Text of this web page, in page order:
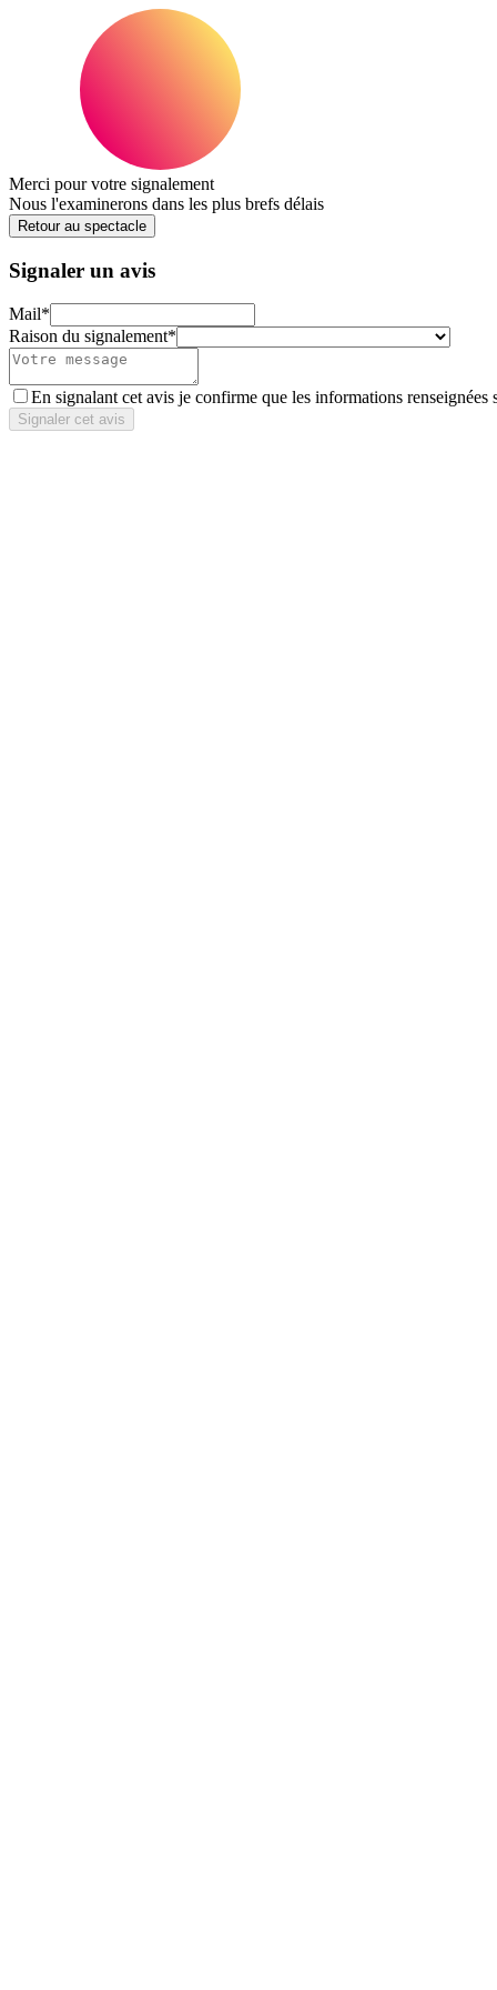
Merci pour votre signalement
Nous l'examinerons dans les plus brefs délais
Retour au spectacle
Signaler un avis
Mail*
Raison du signalement*
En signalant cet avis je confirme que les informations renseignées
Signaler cet avis